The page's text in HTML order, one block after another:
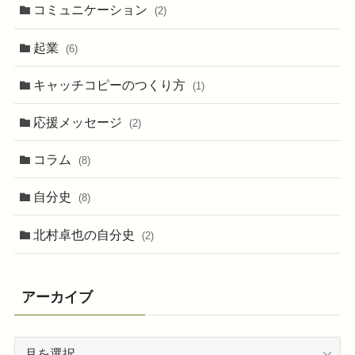
コミュニケーション (2)
起業 (6)
キャッチコピーのつくり方 (1)
応援メッセージ (2)
コラム (8)
自分史 (8)
北村卓也の自分史 (2)
アーカイブ